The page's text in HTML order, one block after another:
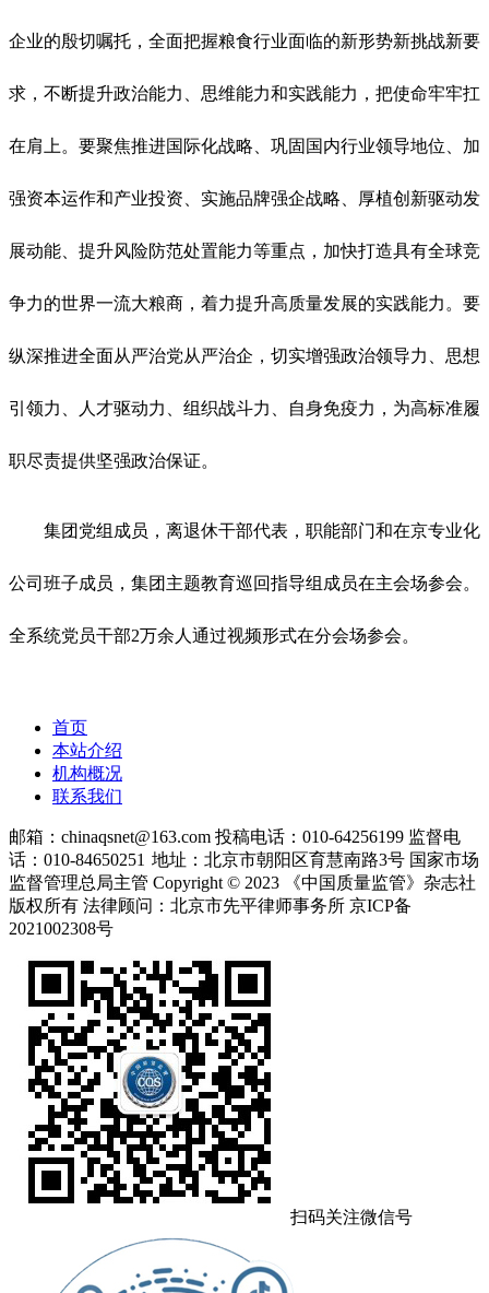
企业的殷切嘱托，全面把握粮食行业面临的新形势新挑战新要
求，不断提升政治能力、思维能力和实践能力，把使命牢牢扛
在肩上。要聚焦推进国际化战略、巩固国内行业领导地位、加
强资本运作和产业投资、实施品牌强企战略、厚植创新驱动发
展动能、提升风险防范处置能力等重点，加快打造具有全球竞
争力的世界一流大粮商，着力提升高质量发展的实践能力。要
纵深推进全面从严治党从严治企，切实增强政治领导力、思想
引领力、人才驱动力、组织战斗力、自身免疫力，为高标准履
职尽责提供坚强政治保证。
集团党组成员，离退休干部代表，职能部门和在京专业化
公司班子成员，集团主题教育巡回指导组成员在主会场参会。
全系统党员干部2万余人通过视频形式在分会场参会。
首页
本站介绍
机构概况
联系我们
邮箱：chinaqsnet@163.com 投稿电话：010-64256199 监督电
话：010-84650251 地址：北京市朝阳区育慧南路3号 国家市场
监督管理总局主管 Copyright © 2023 《中国质量监管》杂志社
版权所有 法律顾问：北京市先平律师事务所 京ICP备
2021002308号
扫码关注微信号